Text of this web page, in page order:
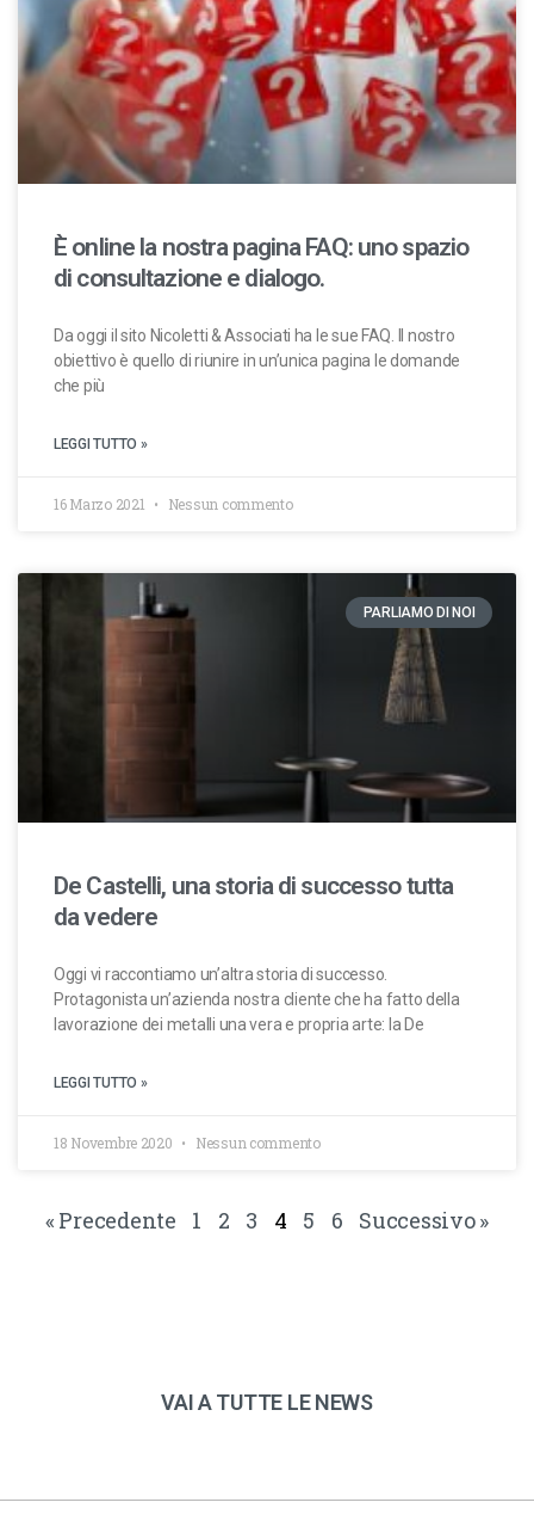
È online la nostra pagina FAQ: uno spazio
di consultazione e dialogo.
Da oggi il sito Nicoletti & Associati ha le sue FAQ. Il nostro
obiettivo è quello di riunire in un’unica pagina le domande
che più
LEGGI TUTTO »
16 Marzo 2021 Nessun commento
PARLIAMO DI NOI
De Castelli, una storia di successo tutta
da vedere
Oggi vi raccontiamo un’altra storia di successo.
Protagonista un’azienda nostra cliente che ha fatto della
lavorazione dei metalli una vera e propria arte: la De
LEGGI TUTTO »
18 Novembre 2020 Nessun commento
« Precedente 1 2 3 4 5 6 Successivo »
VAI A TUTTE LE NEWS